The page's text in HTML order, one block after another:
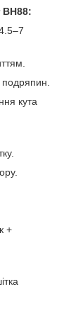
подряпин.
кута
+